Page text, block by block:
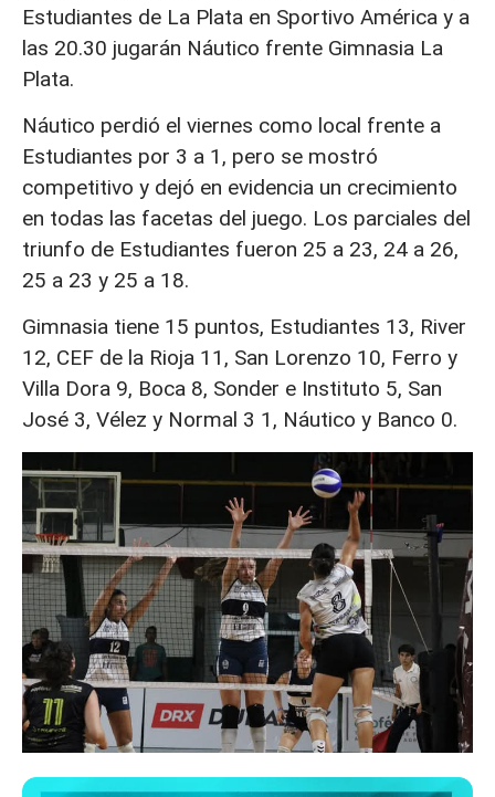
Estudiantes de La Plata en Sportivo América y a
las 20.30 jugarán Náutico frente Gimnasia La
Plata.
Náutico perdió el viernes como local frente a
Estudiantes por 3 a 1, pero se mostró
competitivo y dejó en evidencia un crecimiento
en todas las facetas del juego. Los parciales del
triunfo de Estudiantes fueron 25 a 23, 24 a 26,
25 a 23 y 25 a 18.
Gimnasia tiene 15 puntos, Estudiantes 13, River
12, CEF de la Rioja 11, San Lorenzo 10, Ferro y
Villa Dora 9, Boca 8, Sonder e Instituto 5, San
José 3, Vélez y Normal 3 1, Náutico y Banco 0.